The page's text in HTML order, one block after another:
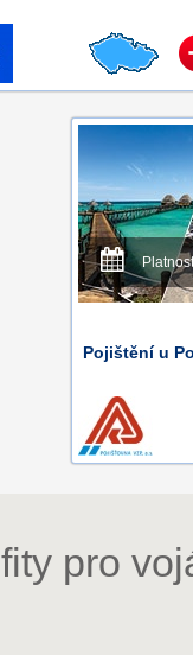
Pojištění u
pro